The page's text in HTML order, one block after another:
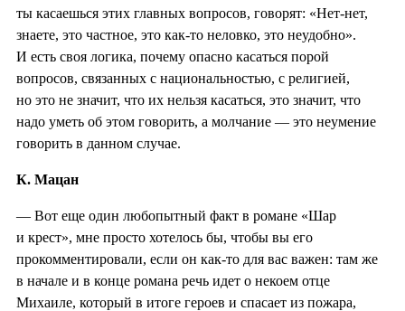
ты касаешься этих главных вопросов, говорят: «Нет-нет,
знаете, это частное, это как-то неловко, это неудобно».
И есть своя логика, почему опасно касаться порой
вопросов, связанных с национальностью, с религией,
но это не значит, что их нельзя касаться, это значит, что
надо уметь об этом говорить, а молчание — это неумение
говорить в данном случае.
К. Мацан
— Вот еще один любопытный факт в романе «Шар
и крест», мне просто хотелось бы, чтобы вы его
прокомментировали, если он как-то для вас важен: там же
в начале и в конце романа речь идет о некоем отце
Михаиле, который в итоге героев и спасает из пожара,